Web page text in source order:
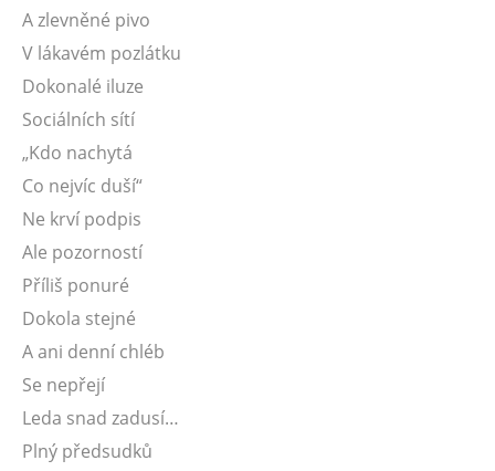
A zlevněné pivo
V lákavém pozlátku
Dokonalé iluze
Sociálních sítí
„Kdo nachytá
Co nejvíc duší“
Ne krví podpis
Ale pozorností
Příliš ponuré
Dokola stejné
A ani denní chléb
Se nepřejí
Leda snad zadusí…
Plný předsudků